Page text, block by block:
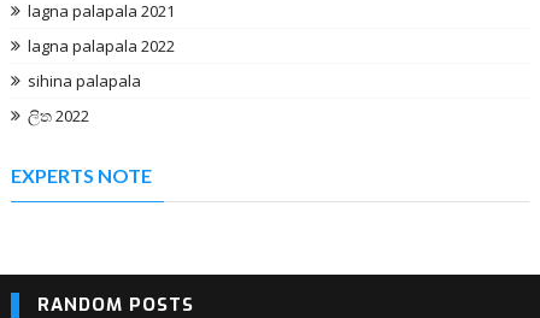
lagna palapala 2021
lagna palapala 2022
sihina palapala
ලිත 2022
EXPERTS NOTE
RANDOM POSTS